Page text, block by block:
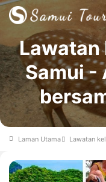
Lawatan
Samui -
Laman Utama Lawatan